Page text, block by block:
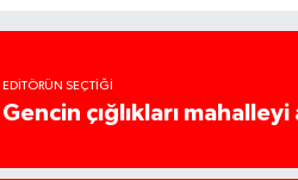
EDITÖRÜN SEÇTIĞI
Gencin çığlıkları mahalleyi